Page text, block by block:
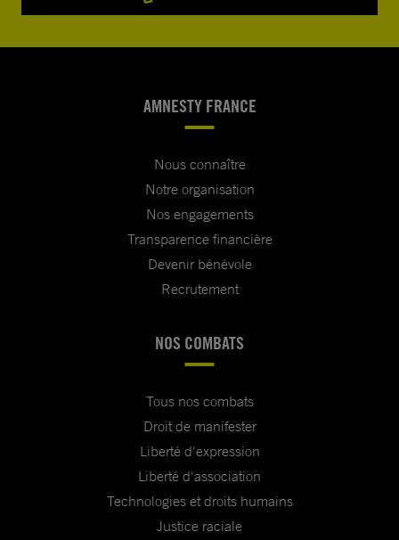
AMNESTY FRANCE
Nous connaître
Notre organisation
Nos engagements
Transparence financière
Devenir bénévole
Recrutement
NOS COMBATS
Tous nos combats
Droit de manifester
Liberté d'expression
Liberté d'association
Technologies et droits humains
Justice raciale